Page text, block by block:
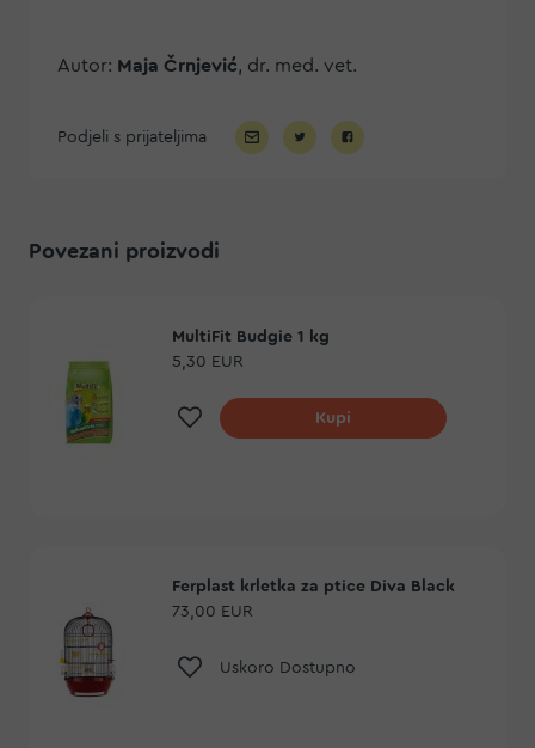
Autor: Maja Črnjević, dr. med. vet.
Podjeli s prijateljima
Povezani proizvodi
MultiFit Budgie 1 kg
5,30 EUR
Dodaj na listu želja
Kupi
Ferplast krletka za ptice Diva Black
73,00 EUR
Dodaj na listu želja
Uskoro Dostupno